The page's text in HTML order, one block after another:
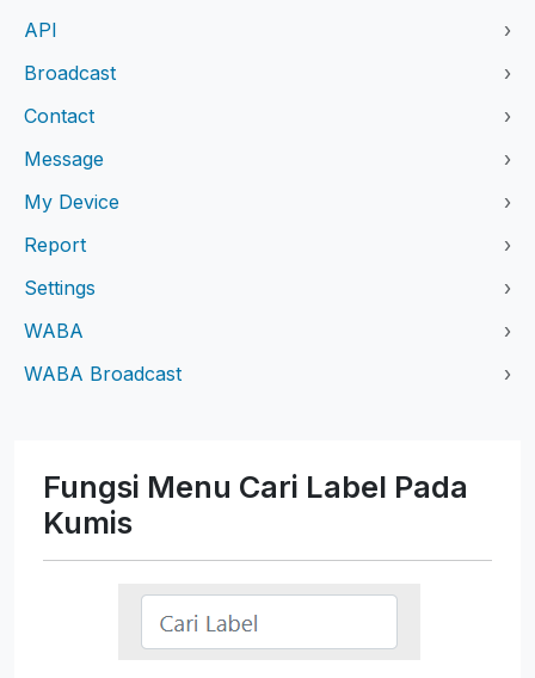
API
›
Broadcast
›
Contact
›
Message
›
My Device
›
Report
›
Settings
›
WABA
›
WABA Broadcast
›
Fungsi Menu Cari Label Pada
Kumis